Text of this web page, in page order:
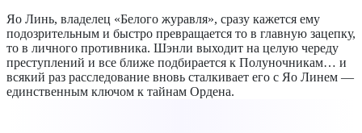
Яо Линь, владелец «Белого журавля», сразу кажется ему
подозрительным и быстро превращается то в главную зацепку,
то в личного противника. Шэнли выходит на целую череду
преступлений и все ближе подбирается к Полуночникам… и
всякий раз расследование вновь сталкивает его с Яо Линем —
единственным ключом к тайнам Ордена.